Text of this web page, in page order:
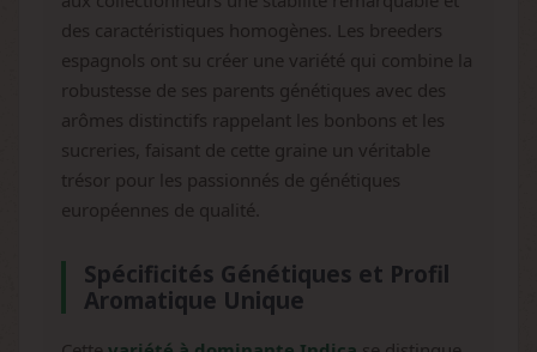
des caractéristiques homogènes. Les breeders
espagnols ont su créer une variété qui combine la
robustesse de ses parents génétiques avec des
arômes distinctifs rappelant les bonbons et les
sucreries, faisant de cette graine un véritable
trésor pour les passionnés de génétiques
européennes de qualité.
Spécificités Génétiques et Profil
Aromatique Unique